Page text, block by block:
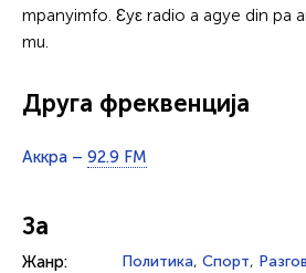
mpanyimfo. Ɛyɛ radio a agye din pa
mu.
Друга фреквенција
Аккра – 92.9 FM
За
Жанр: Политика, Спорт,